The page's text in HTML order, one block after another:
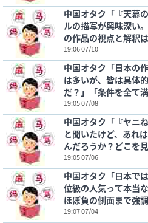
中国オタク「『天幕
ルの描写が興味深い
の作品の視点と解釈
19:06 07/10
中国オタク「日本の
は多いが、皆は具体
だ？」「条件を全て
つかないかも」
19:05 07/08
中国オタク「『ヤニ
と聞いたけど、あれ
んだろうか？どこを
では？」
19:05 07/06
中国オタク「日本で
位級の人気って本当
ほぼ負の側面まで強
ない所がある」
19:07 07/04